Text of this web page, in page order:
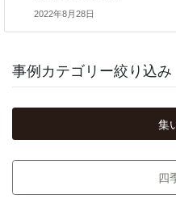
2022年8月28日
事例カテゴリー絞り込み
集
四